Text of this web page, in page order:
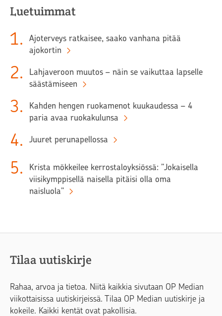
Luetuimmat
1.
Ajoterveys ratkaisee, saako vanhana pitää
ajokortin
2.
Lahjaveroon muutos – näin se vaikuttaa lapselle
säästämiseen
3.
Kahden hengen ruokamenot kuukaudessa – 4
paria avaa ruokakulunsa
4. Juuret perunapellossa
5.
Krista mökkeilee kerrostaloyksiössä: ”Jokaisella
viisikymppisellä naisella pitäisi olla oma
naisluola”
Tilaa uutiskirje
Rahaa, arvoa ja tietoa. Niitä kaikkia sivutaan OP Median
viikottaisissa uutiskirjeissä. Tilaa OP Median uutiskirje ja
kokeile. Kaikki kentät ovat pakollisia.